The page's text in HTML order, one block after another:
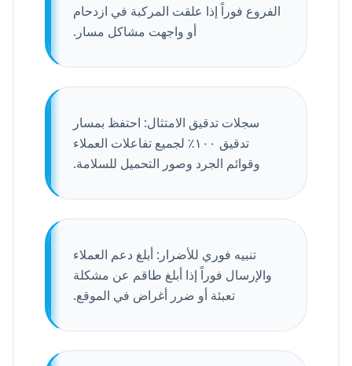
الفروع فوراً إذا علقت المركبة في ازدحام
أو واجهت مشاكل مسار.
سجلات تدقيق الامتثال: احتفظ بمسار
تدقيق ١٠٠٪ لجميع تفاعلات العملاء
وقوائم الجرد وصور التحميل للسلامة.
تنبيه فوري للأضرار: أبلغ دعم العملاء
والإرسال فوراً إذا أبلغ طاقم عن مشكلة
تعبئة أو ضرر أغراض في الموقع.